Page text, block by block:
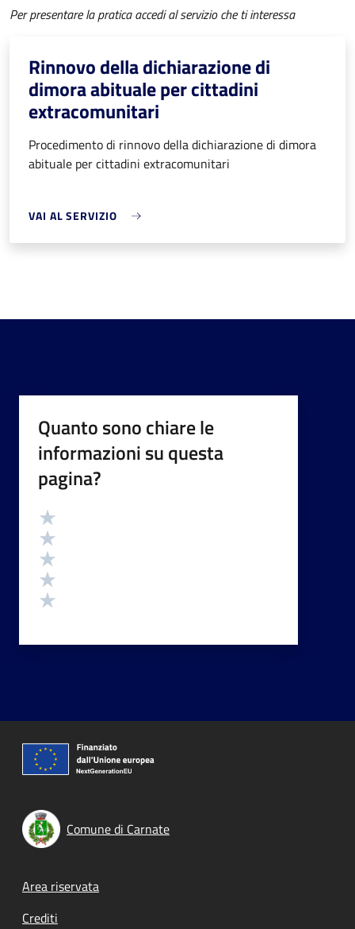
Per presentare la pratica accedi al servizio che ti interessa
Rinnovo della dichiarazione di
dimora abituale per cittadini
extracomunitari
Procedimento di rinnovo della dichiarazione di dimora
abituale per cittadini extracomunitari
VAI AL SERVIZIO
Quanto sono chiare le
informazioni su questa
pagina?
Valutazione
Comune di Carnate
Footer menu
Area riservata
Crediti